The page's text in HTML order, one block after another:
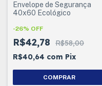
Envelope de Segurança
40x60 Ecológico
-26% OFF
R$42,78
R$58,00
R$40,64 com Pix
COMPRAR